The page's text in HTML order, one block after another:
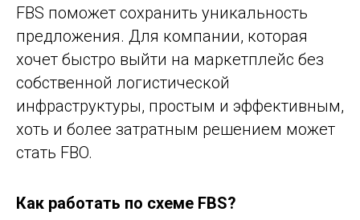
FBS поможет сохранить уникальность
предложения. Для компании, которая
хочет быстро выйти на маркетплейс без
собственной логистической
инфраструктуры, простым и эффективным,
хоть и более затратным решением может
стать FBO.
Как работать по схеме FBS?